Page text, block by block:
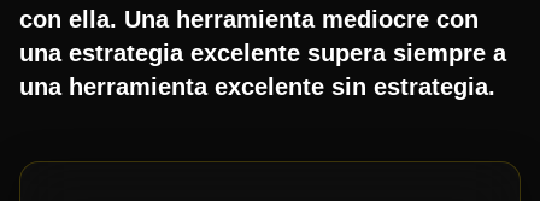
con ella. Una herramienta mediocre con
una estrategia excelente supera siempre a
una herramienta excelente sin estrategia.